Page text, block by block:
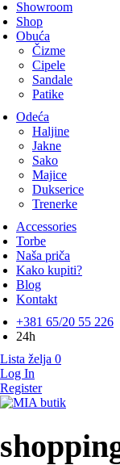
Showroom
Shop
Obuća
Čizme
Cipele
Sandale
Patike
Odeća
Haljine
Jakne
Sako
Majice
Dukserice
Trenerke
Accessories
Torbe
Naša priča
Kako kupiti?
Blog
Kontakt
+381 65/20 55 226
24h
Lista želja 0
Log In
Register
MIA